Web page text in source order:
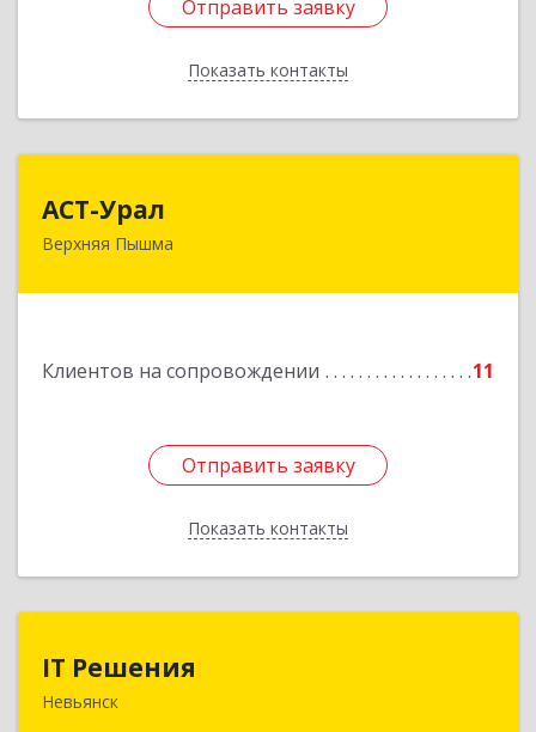
Отправить заявку
Показать контакты
Отправить заявку
Назад
АСТ-Урал
Верхняя Пышма
Клиентов на сопровождении 11
Отправить заявку
Показать контакты
624090, Свердловская обл, Верхняя Пышма г,
Отправить заявку
Назад
IT Решения
Невьянск